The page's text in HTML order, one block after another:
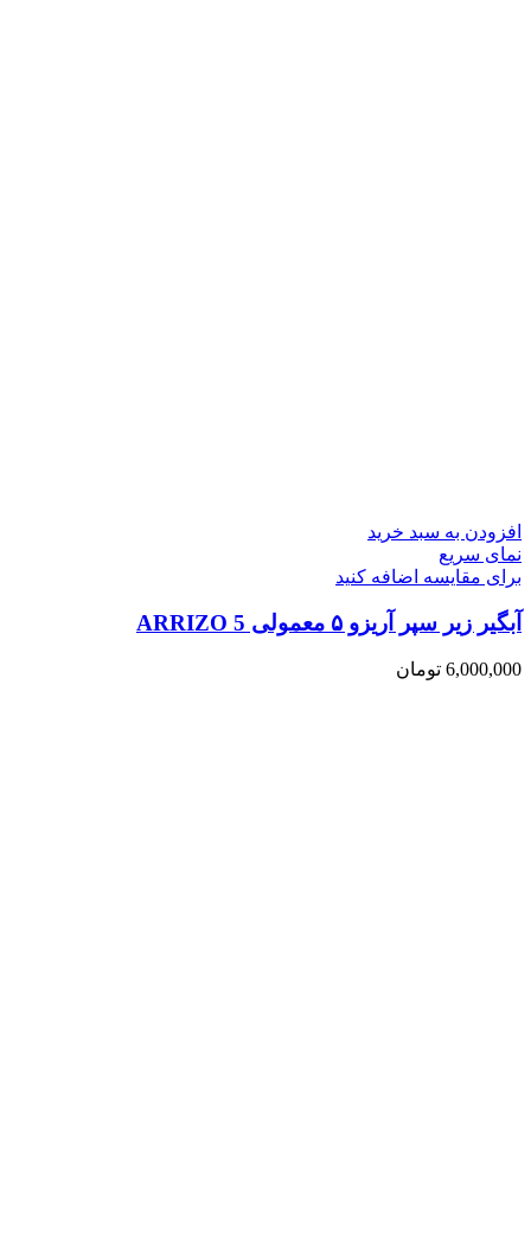
افزودن به سبد خرید
نمای سریع
برای مقایسه اضافه کنید
آبگیر زیر سپر آریزو ۵ معمولی ARRIZO 5
6,000,000 تومان